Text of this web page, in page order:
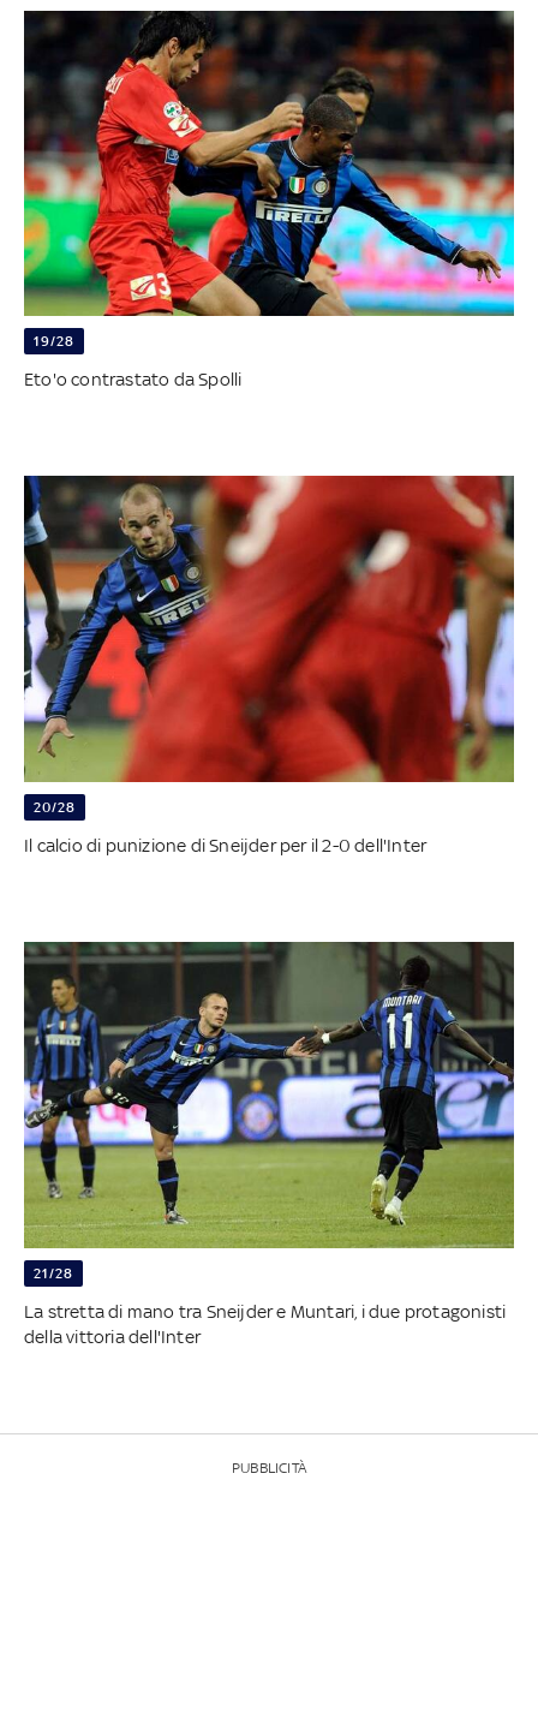
19/28
Eto'o contrastato da Spolli
20/28
Il calcio di punizione di Sneijder per il 2-0 dell'Inter
21/28
La stretta di mano tra Sneijder e Muntari, i due protagonisti
della vittoria dell'Inter
PUBBLICITÀ